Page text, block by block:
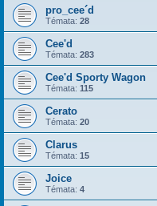
pro_cee´d
Témata: 28
Cee'd
Témata: 283
Cee'd Sporty Wagon
Témata: 115
Cerato
Témata: 20
Clarus
Témata: 15
Joice
Témata: 4